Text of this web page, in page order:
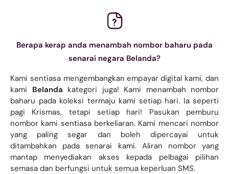
Berapa kerap anda menambah nombor baharu pada
senarai negara Belanda?
Kami sentiasa mengembangkan empayar digital kami, dan
kami Belanda kategori juga! Kami menambah nombor
baharu pada koleksi termaju kami setiap hari. Ia seperti
pagi Krismas, tetapi setiap hari! Pasukan pemburu
nombor kami sentiasa berkeliaran. Kami mencari nombor
yang paling segar dan boleh dipercayai untuk
ditambahkan pada senarai kami. Aliran nombor yang
mantap menyediakan akses kepada pelbagai pilihan
semasa dan berfungsi untuk semua keperluan SMS.